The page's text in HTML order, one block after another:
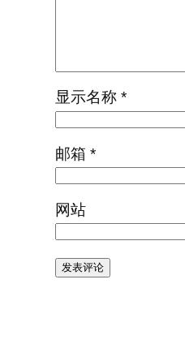
显示名称 *
邮箱 *
网站